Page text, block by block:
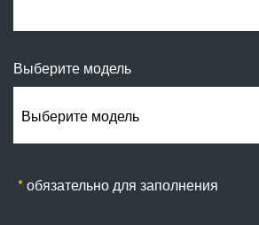
Выберите модель
Выберите модель
обязательно для заполнения